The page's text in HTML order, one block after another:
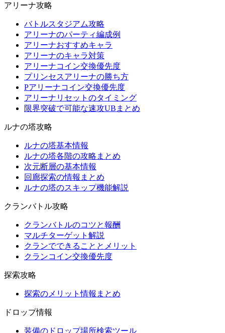
アリーナ攻略
バトルスタジアム攻略
アリーナのパーティ編成例
アリーナおすすめキャラ
アリーナのキャラ対策
アリーナコイン交換優先度
プリンセスアリーナの勝ち方
Pアリーナコイン交換優先度
アリーナリセットのタイミング
限界突破で可能な速攻UBまとめ
ルナの塔攻略
ルナの塔基本情報
ルナの塔各階の攻略まとめ
次元断層の基本情報
回廊探索の情報まとめ
ルナの塔のスキップ機能解説
クランバトル攻略
クランバトルのコツと報酬
マルチターゲット解説
クランでできることとメリット
クランコイン交換優先度
探索攻略
探索のメリット情報まとめ
ドロップ情報
装備のドロップ場所検索ツール